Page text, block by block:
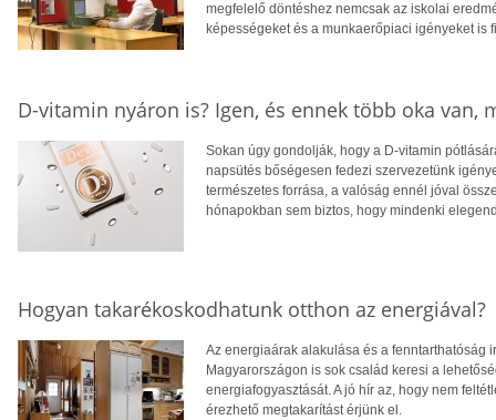
megfelelő döntéshez nemcsak az iskolai
képességeket és a munkaerőpiaci igényeket is
D-vitamin nyáron is? Igen, és ennek több oka van,
Sokan úgy gondolják, hogy a D-vitamin
napsütés bőségesen fedezi szervezetünk
természetes forrása, a valóság ennél jóval
hónapokban sem biztos, hogy mindenki
Hogyan takarékoskodhatunk otthon az energiával?
Az energiaárak alakulása és a fenntarthatóság
Magyarországon is sok család keresi a
energiafogyasztását. A jó hír az, hogy nem
érezhető megtakarítást érjünk el.